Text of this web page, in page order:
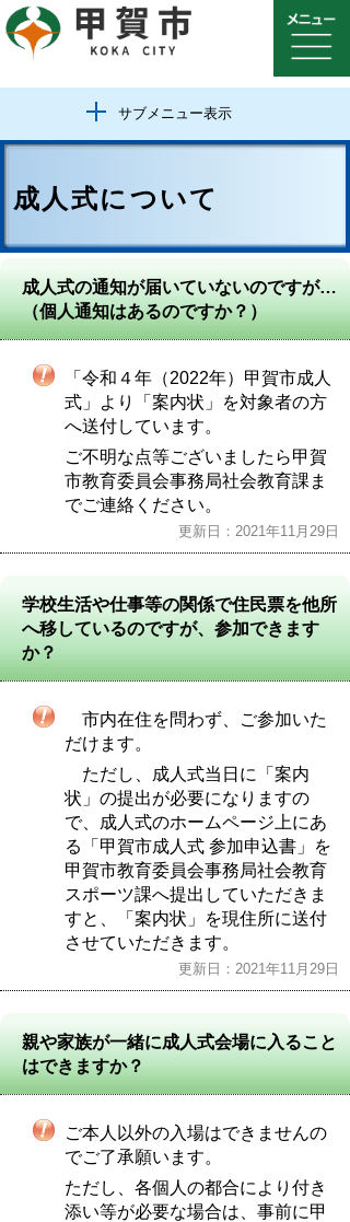
サブメニュー表示
成人式について
成人式の通知が届いていないのですが…
（個人通知はあるのですか？）
「令和４年（2022年）甲賀市成人
式」より「案内状」を対象者の方
へ送付しています。
ご不明な点等ございましたら甲賀
市教育委員会事務局社会教育課ま
でご連絡ください。
更新日：2021年11月29日
学校生活や仕事等の関係で住民票を他所
へ移しているのですが、参加できます
か？
市内在住を問わず、ご参加いた
だけます。
ただし、成人式当日に「案内
状」の提出が必要になりますの
で、成人式のホームページ上にあ
る「甲賀市成人式 参加申込書」を
甲賀市教育委員会事務局社会教育
スポーツ課へ提出していただきま
すと、「案内状」を現住所に送付
させていただきます。
更新日：2021年11月29日
親や家族が一緒に成人式会場に入ること
はできますか？
ご本人以外の入場はできませんの
でご了承願います。
ただし、各個人の都合により付き
添い等が必要な場合は、事前に甲